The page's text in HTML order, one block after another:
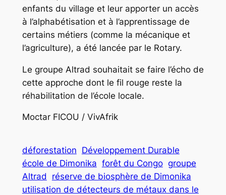
enfants du village et leur apporter un accès
à l’alphabétisation et à l’apprentissage de
certains métiers (comme la mécanique et
l’agriculture), a été lancée par le Rotary.
Le groupe Altrad souhaitait se faire l’écho de
cette approche dont le fil rouge reste la
réhabilitation de l’école locale.
Moctar FICOU / VivAfrik
déforestation Développement Durable
école de Dimonika forêt du Congo groupe
Altrad
réserve de biosphère de Dimonika
utilisation de détecteurs de métaux dans le